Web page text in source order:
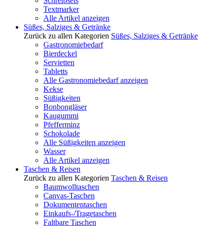
Textmarker
Alle Artikel anzeigen
Süßes, Salziges & Getränke
Zurück zu allen Kategorien Süßes, Salziges & Getränke
Gastronomiebedarf
Bierdeckel
Servietten
Tabletts
Alle Gastronomiebedarf anzeigen
Kekse
Süßigkeiten
Bonbongläser
Kaugummi
Pfefferminz
Schokolade
Alle Süßigkeiten anzeigen
Wasser
Alle Artikel anzeigen
Taschen & Reisen
Zurück zu allen Kategorien Taschen & Reisen
Baumwolltaschen
Canvas-Taschen
Dokumententaschen
Einkaufs-/Tragetaschen
Faltbare Taschen